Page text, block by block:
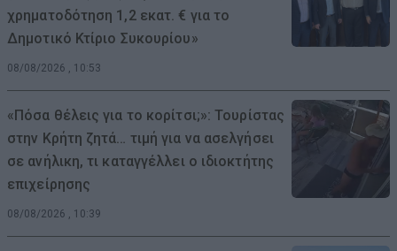
χρηματοδότηση 1,2 εκατ. € για το
Δημοτικό Κτίριο Συκουρίου»
08/08/2026 , 10:53
«Πόσα θέλεις για το κορίτσι;»: Τουρίστας
στην Κρήτη ζητά… τιμή για να ασελγήσει
σε ανήλικη, τι καταγγέλλει ο ιδιοκτήτης
επιχείρησης
08/08/2026 , 10:39